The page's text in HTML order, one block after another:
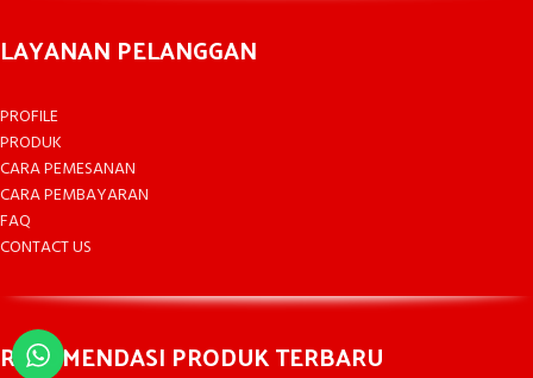
LAYANAN PELANGGAN
PROFILE
PRODUK
CARA PEMESANAN
CARA PEMBAYARAN
FAQ
CONTACT US
REKOMENDASI PRODUK TERBARU